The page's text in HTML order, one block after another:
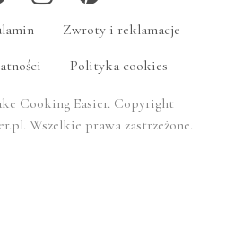
Zwroty i reklamacje
Polityka cookies
Cooking Easier. Copyright
Wszelkie prawa zastrzeżone.